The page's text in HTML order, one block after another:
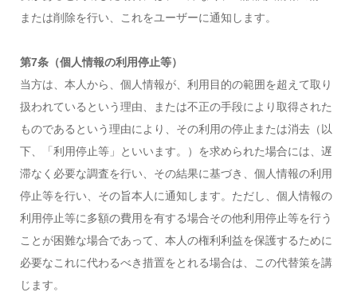
または削除を行い、これをユーザーに通知します。
第7条（個人情報の利用停止等）
当方は、本人から、個人情報が、利用目的の範囲を超えて取り
扱われているという理由、または不正の手段により取得された
ものであるという理由により、その利用の停止または消去（以
下、「利用停止等」といいます。）を求められた場合には、遅
滞なく必要な調査を行い、その結果に基づき、個人情報の利用
停止等を行い、その旨本人に通知します。ただし、個人情報の
利用停止等に多額の費用を有する場合その他利用停止等を行う
ことが困難な場合であって、本人の権利利益を保護するために
必要なこれに代わるべき措置をとれる場合は、この代替策を講
じます。